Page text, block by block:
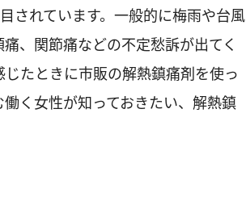
されています。一般的に梅雨や台風
、関節痛などの不定愁訴が出てく
たときに市販の解熱鎮痛剤を使っ
く女性が知っておきたい、解熱鎮